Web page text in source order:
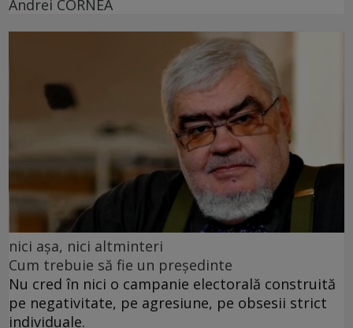
Andrei CORNEA
nici așa, nici altminteri
Cum trebuie să fie un președinte
Nu cred în nici o campanie electorală construită
pe negativitate, pe agresiune, pe obsesii strict
individuale.